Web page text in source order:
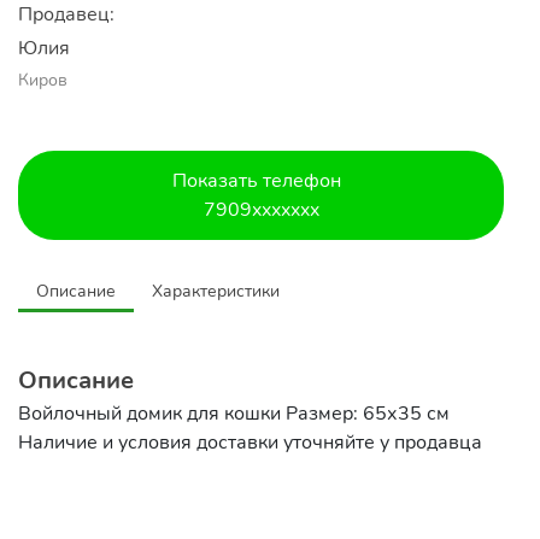
Продавец:
Юлия
Киров
Показать телефон
7909xxxxxxx
Описание Характеристики
Описание
Войлочный домик для кошки Размер: 65х35 см
Наличие и условия доставки уточняйте у продавца